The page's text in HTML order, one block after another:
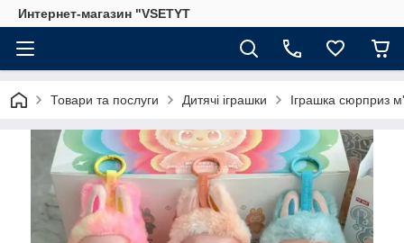
Интернет-магазин "VSETYT
Товари та послуги Дитячі іграшки Іграшка сюрприз